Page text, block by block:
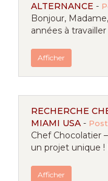
ALTERNANCE -
Bonjour,
années à
Afficher
RECHERCHE
MIAMI USA -
Chef Chocolatier
un projet unique !
Afficher